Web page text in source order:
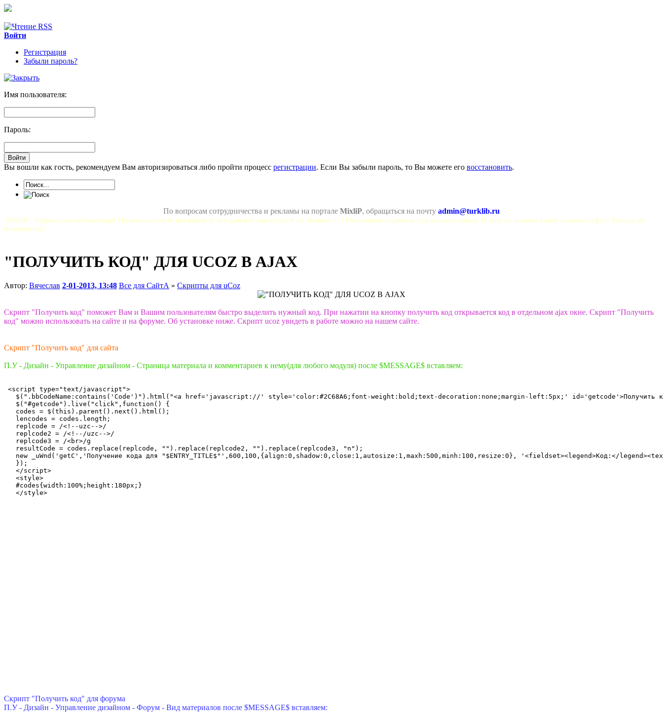
Войти
Регистрация
Забыли пароль?
Имя пользователя:
Пароль:
Вы вошли как гость, рекомендуем Вам авторизироваться либо пройти процесс регистрации. Если Вы забыли пароль, то Вы можете его восстановить.
По вопросам сотрудничества и рекламы на портале MixliP, обращаться на почту admin@turklib.ru
MixliP - Территория вебмастера! На нашем сайте вы найдете все для веб-мастеров и не только =) ! Различные скрипты для вашего сайта. И еще на нашем сайте немало софта! Заходи не
пожалеешь!
"ПОЛУЧИТЬ КОД" ДЛЯ UCOZ В AJAX
Автор: Вячеслав 2-01-2013, 13:48 Все для СайтА » Скрипты для uCoz
Скрипт "Получить код" поможет Вам и Вашим пользователям быстро выделить нужный код. При нажатии на кнопку получить код открывается код в отдельном ajax окне. Скрипт "Получить
код" можно использовать на сайте и на форуме. Об установке ниже. Скрипт ucoz увидеть в работе можно на нашем сайте.
Скрипт "Получить код" для сайта
П.У - Дизайн - Управление дизайном - Страница материала и комментариев к нему(для любого модуля) после $MESSAGE$ вставляем:
<script type="text/javascript">
$(".bbCodeName:contains('Code')").html("<a href='javascript://' style='color:#2C68A6;font-weight:bold;text-decoration:none;margin-left:5px;'
   $("#getcode").live("click",function() {
   codes = $(this).parent().next().html();
   lencodes = codes.length;
   replcode = /<!--uzc-->/
   replcode2 = /<!--/uzc-->/
   replcode3 = /<br>/g
   resultCode = codes.replace(replcode, "").replace(replcode2, "").replace(replcode3, "n");
new _uWnd('getC','Получение кода для "$ENTRY_TITLE$"',600,100,{align:0,shadow:0,close:1,autosize:1,maxh:500,minh:100,resize:0}, '<fieldset><legend>Код:</
   });
   </script>
   <style>
   #codes{width:100%;height:180px;}
   </style>
Скрипт "Получить код" для форума
П.У - Дизайн - Управление дизайном - Форум - Вид материалов после $MESSAGE$ вставляем: